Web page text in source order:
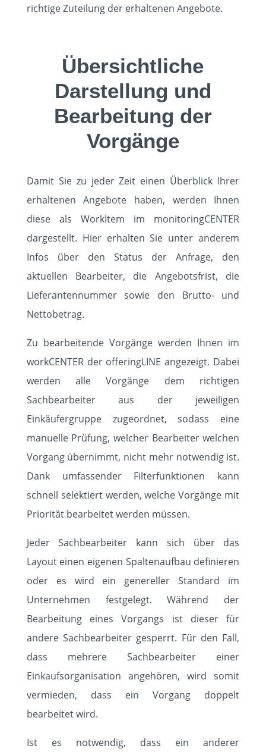
richtige Zuteilung der erhaltenen Angebote.
Übersichtliche
Darstellung und
Bearbeitung der
Vorgänge
Damit Sie zu jeder Zeit einen Überblick Ihrer
erhaltenen Angebote haben, werden Ihnen
diese als WorkItem im monitoringCENTER
dargestellt. Hier erhalten Sie unter anderem
Infos über den Status der Anfrage, den
aktuellen Bearbeiter, die Angebotsfrist, die
Lieferantennummer sowie den Brutto- und
Nettobetrag.
Zu bearbeitende Vorgänge werden Ihnen im
workCENTER der offeringLINE angezeigt. Dabei
werden alle Vorgänge dem richtigen
Sachbearbeiter aus der jeweiligen
Einkäufergruppe zugeordnet, sodass eine
manuelle Prüfung, welcher Bearbeiter welchen
Vorgang übernimmt, nicht mehr notwendig ist.
Dank umfassender Filterfunktionen kann
schnell selektiert werden, welche Vorgänge mit
Priorität bearbeitet werden müssen.
Jeder Sachbearbeiter kann sich über das
Layout einen eigenen Spaltenaufbau definieren
oder es wird ein genereller Standard im
Unternehmen festgelegt. Während der
Bearbeitung eines Vorgangs ist dieser für
andere Sachbearbeiter gesperrt. Für den Fall,
dass mehrere Sachbearbeiter einer
Einkaufsorganisation angehören, wird somit
vermieden, dass ein Vorgang doppelt
bearbeitet wird.
Ist es notwendig, dass ein anderer